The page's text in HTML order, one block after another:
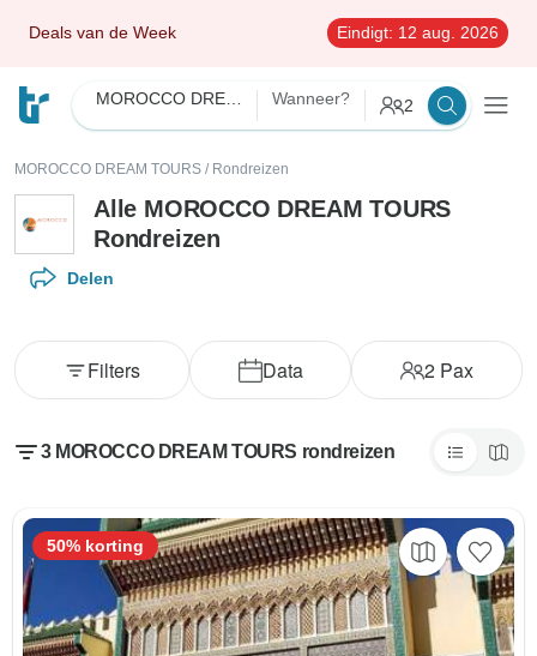
Deals van de Week Eindigt: 12 aug. 2026
Wanneer? 2
MOROCCO DREAM TOURS / Rondreizen
Alle MOROCCO DREAM TOURS
Rondreizen
Delen
Data 2 Pax
Filters
3 MOROCCO DREAM TOURS rondreizen
50% korting